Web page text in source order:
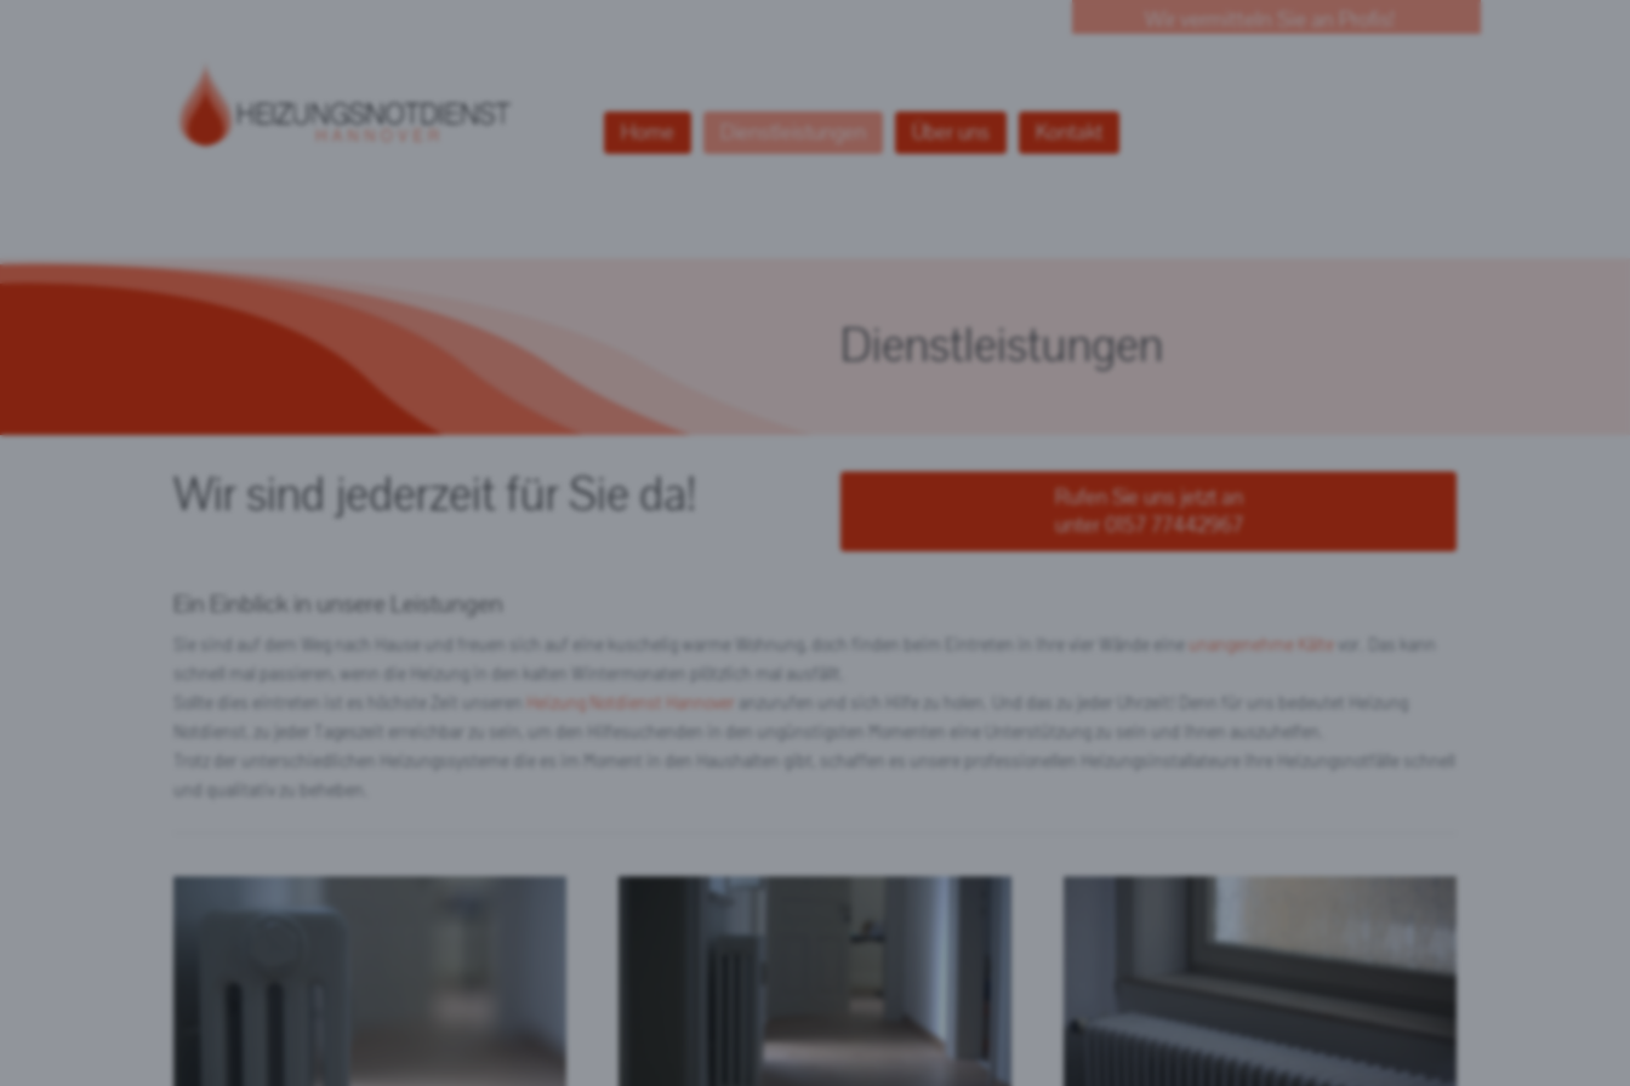
Wir vermitteln Sie an Profis!
Home Dienstleistungen Über uns Kontakt
Dienstleistungen
Wir sind jederzeit für Sie da!
Rufen Sie uns jetzt an
unter 0157 77442967
Ein Einblick in unsere Leistungen
Sie sind auf dem Weg nach Hause und freuen sich auf eine kuschelig warme Wohnung, doch finden beim Eintreten in Ihre vier Wände eine unangenehme Kälte
vor. Das kann
schnell mal passieren, wenn die Heizung in den kalten Wintermonaten plötzlich mal ausfällt.
Sollte dies eintreten ist es höchste Zeit unseren
Heizung Notdienst Hannover anzurufen und sich Hilfe zu holen. Und das zu jeder Uhrzeit! Denn für uns bedeutet Heizung
Notdienst, zu jeder Tageszeit erreichbar zu sein, um den Hilfesuchenden in den ungünstigsten Momenten eine Unterstützung zu sein und Ihnen auszuhelfen.
Trotz der unterschiedlichen Heizungssysteme die es im Moment in den Haushalten gibt, schaffen es unsere professionellen Heizungsinstallateure Ihre Heizungsnotfälle schnell
und qualitativ zu beheben.